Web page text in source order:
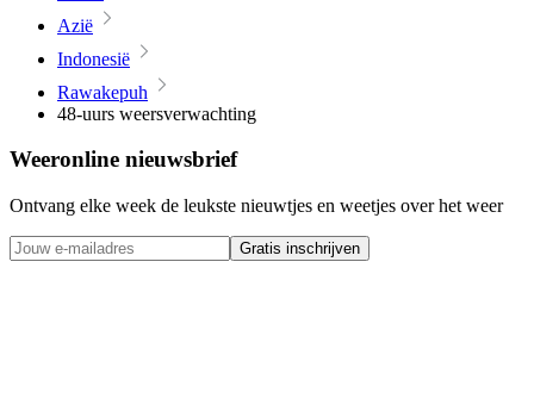
Azië
Indonesië
Rawakepuh
48-uurs weersverwachting
Weeronline nieuwsbrief
Ontvang elke week de leukste nieuwtjes en weetjes over het weer
Gratis inschrijven